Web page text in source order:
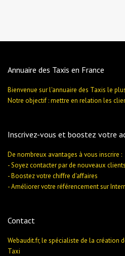
Annuaire des Taxis en France
Bienvenue sur l'annuaire des Taxis le
Notre objectif : mettre en relation les
Inscrivez-vous et boostez votre
De nombreux avantages à vous inscrire :
- Soyez contacter par de nouveaux clients
- Boostez votre chiffre d'affaires
- Améliorer votre référencement sur
Contact
Webaudit.fr, le spécialiste de la création
Taxi